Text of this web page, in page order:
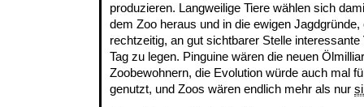
produzieren. Langweilige Tiere wählen sich
dem Zoo heraus und in die ewigen Jagdgründe,
rechtzeitig, an gut sichtbarer Stelle
Tag zu legen. Pinguine wären die neuen
Zoobewohnern, die Evolution würde auch mal
genutzt, und Zoos wären endlich mehr als nur